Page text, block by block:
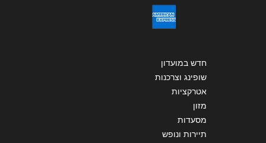
חדש במועדון
שופינג וצרכנות
אטרקציות
מזון
מסעדות
תיירות ונופש